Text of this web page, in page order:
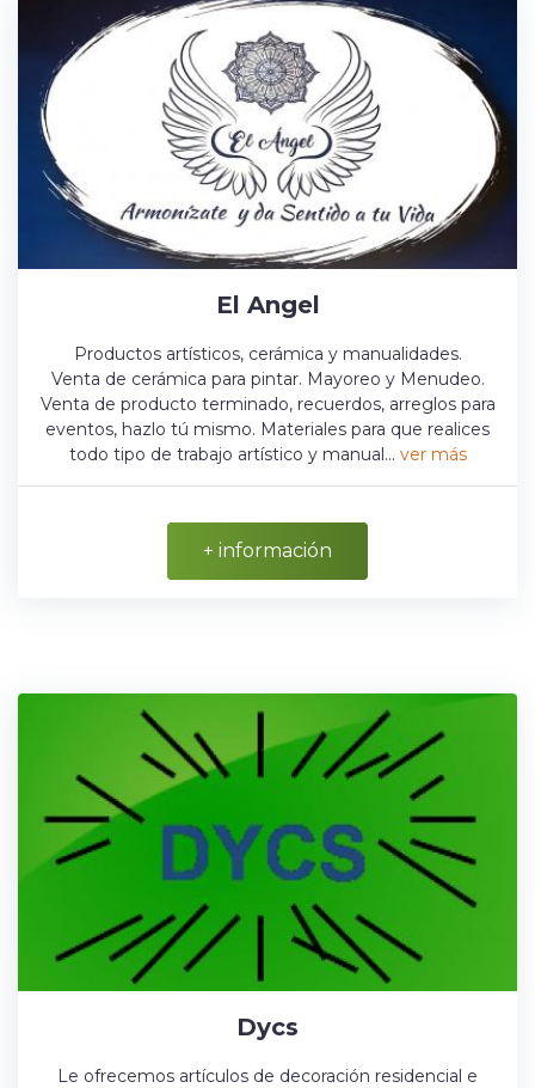
El Angel
Productos artísticos, cerámica y manualidades.
Venta de cerámica para pintar. Mayoreo y Menudeo.
Venta de producto terminado, recuerdos, arreglos para
eventos, hazlo tú mismo. Materiales para que realices
todo tipo de trabajo artístico y manual... ver más
+ información
Dycs
Le ofrecemos artículos de decoración residencial e